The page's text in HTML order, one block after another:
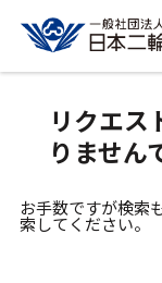
リクエス
りません
お手数ですが検索
索してください。